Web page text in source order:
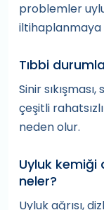
problemler
iltihaplanmaya
Tıbbi
Sinir
çeşitli
neden olur.
Uyluk kemiği
neler?
Uyluk ağrısı,